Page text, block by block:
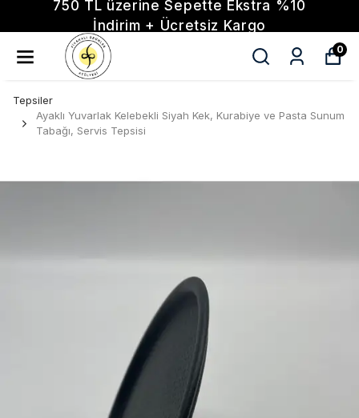
%10
750 TL üzerine Sepette
İndirim + Ücretsiz
0
Tepsiler
Ayaklı Yuvarlak Kelebekli Siyah Kek, Kurabiye ve Pasta Sunum
Tabağı, Servis Tepsisi